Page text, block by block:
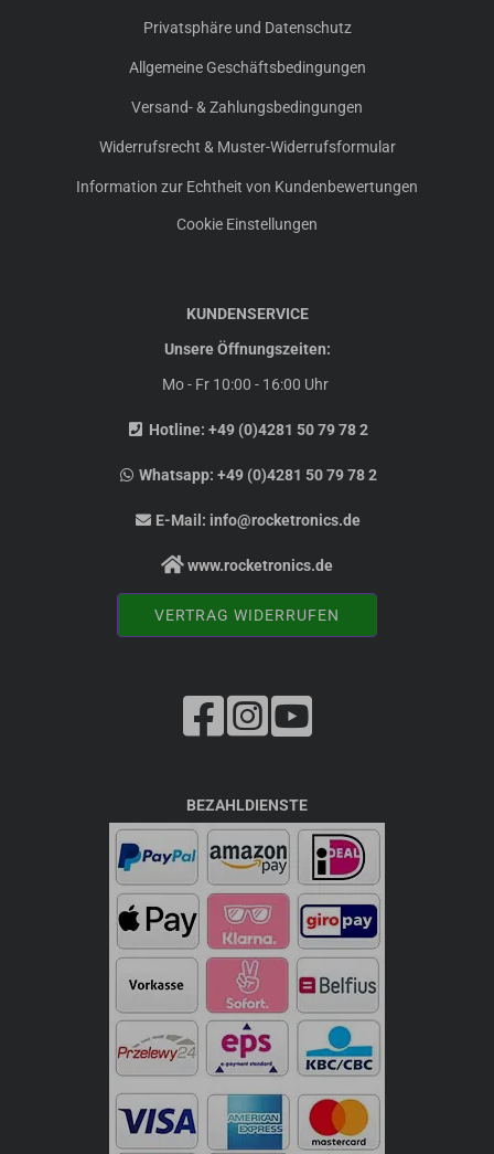
Privatsphäre und Datenschutz
Allgemeine Geschäftsbedingungen
Versand- & Zahlungsbedingungen
Widerrufsrecht & Muster-Widerrufsformular
Information zur Echtheit von Kundenbewertungen
Cookie Einstellungen
KUNDENSERVICE
Unsere Öffnungszeiten:
Mo - Fr 10:00 - 16:00 Uhr
Hotline: +49 (0)4281 50 79 78 2
Whatsapp:+49 (0)4281 50 79 78 2
E-Mail: info@rocketronics.de
www.rocketronics.de
VERTRAG WIDERRUFEN
BEZAHLDIENSTE